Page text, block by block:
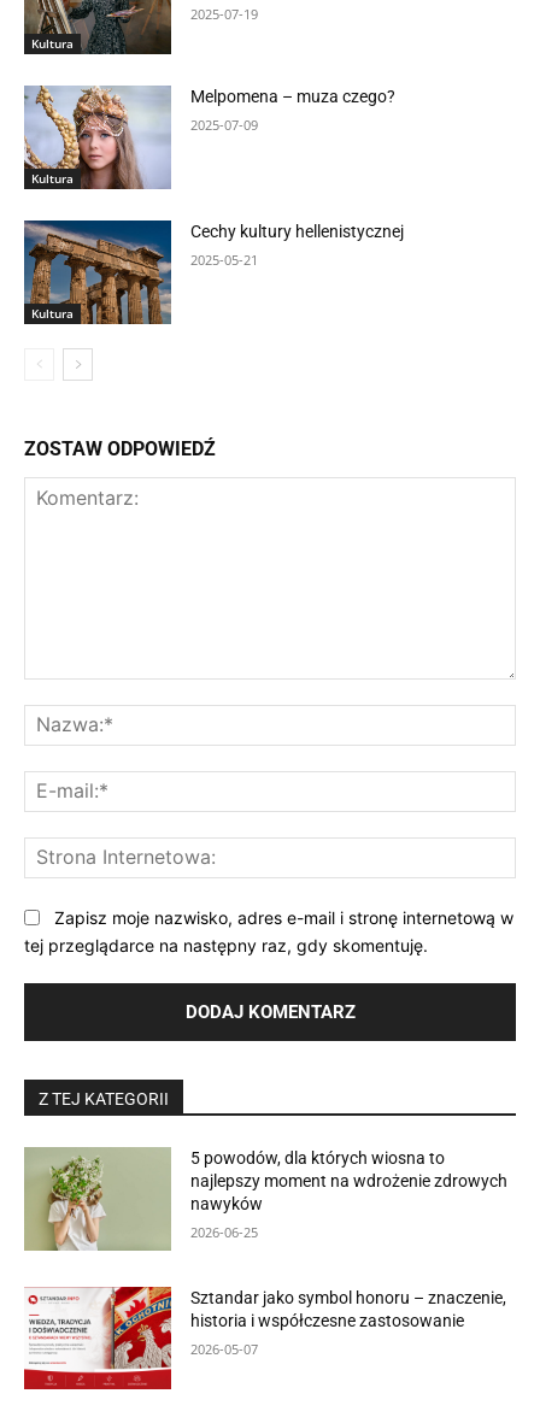
Kultura
2025-07-19
Kultura
Melpomena – muza czego?
2025-07-09
Kultura
Cechy kultury hellenistycznej
2025-05-21
ZOSTAW ODPOWIEDŹ
Zapisz moje nazwisko, adres e-mail i stronę internetową w
tej przeglądarce na następny raz, gdy skomentuję.
Z TEJ KATEGORII
5 powodów, dla których wiosna to
najlepszy moment na wdrożenie zdrowych
nawyków
2026-06-25
Sztandar jako symbol honoru – znaczenie,
historia i współczesne zastosowanie
2026-05-07